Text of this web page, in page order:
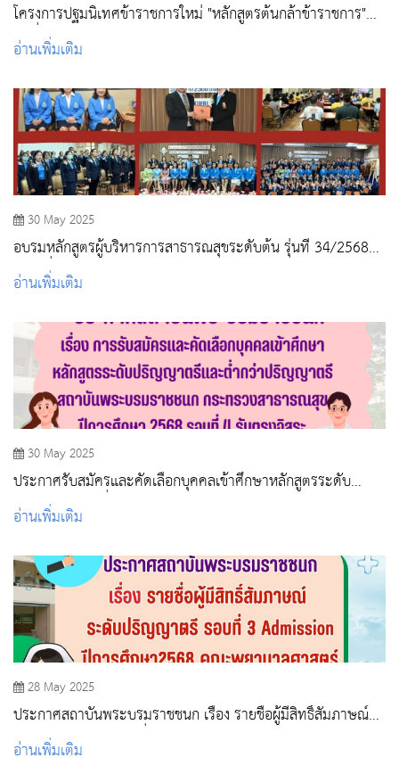
โครงการปฐมนิเทศข้าราชการใหม่ "หลักสูตรต้นกล้าข้าราชการ"
รุ่นที่ 3 ปีงบประมาณ 2568
อ่านเพิ่มเติม
30 May 2025
อบรมหลักสูตรผู้บริหารการสาธารณสุขระดับต้น รุ่นที่ 34/2568
(กลุ่มที่ 1)
อ่านเพิ่มเติม
30 May 2025
ประกาศรับสมัครและคัดเลือกบุคคลเข้าศึกษาหลักสูตรระดับ
ปริญญาตรีและต่ำกว่าปริญญาตรี สถาบันพระบรมราชชนก
กระทรวงสาธารณสุข ปีการศึกษา 2568 รอบที่ 4 รับตรงอิสระ
อ่านเพิ่มเติม
28 May 2025
ประกาศสถาบันพระบรมราชชนก เรื่อง รายชื่อผู้มีสิทธิ์สัมภาษณ์
ระดับปริญญาตรี รอบที่ 3 Admission ปีการศึกษา2568 คณะ
พยาบาลศาสตร์ หลักสูตรพยาบาลศาสตรบัณฑิต
อ่านเพิ่มเติม